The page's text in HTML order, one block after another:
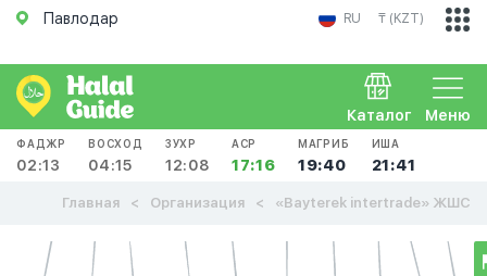
Павлодар RU ₸ (KZT)
Меню
Каталог
ФАДЖР
02:13
ВОСХОД
04:15
ЗУХР
12:08
АСР
17:16
МАГРИБ
19:40
ИША
21:41
Главная Организация «Bayterek intertrade» ЖШС